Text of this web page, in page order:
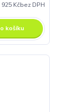
925 Kčbez DPH
košíku